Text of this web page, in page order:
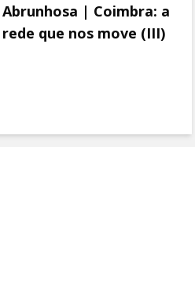
Abrunhosa | Coimbra: a
rede que nos move (III)